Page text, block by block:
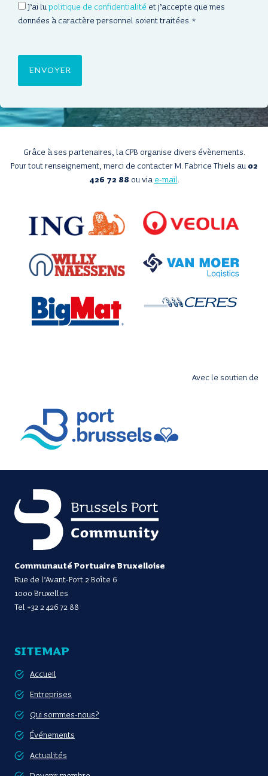
C
O
T
J’ai lupolitique de confidentialité et j’accepte que mes
données à caractère personnel soient traitées. *
Grâce à ses partenaires, la CPB organise divers évènements.
Pour tout renseignement, merci de contacter M. Fabrice Thiels au 02
426 72 88 ou viae-mail.
Avec le soutien de
Communauté Portuaire Bruxelloise
Rue de l’Avant-Port 2 Boîte 6
1000 Bruxelles
Tel +32 2 426 72 88
SITEMAP
Accueil
Entreprises
Qui sommes-nous?
Événements
Actualités